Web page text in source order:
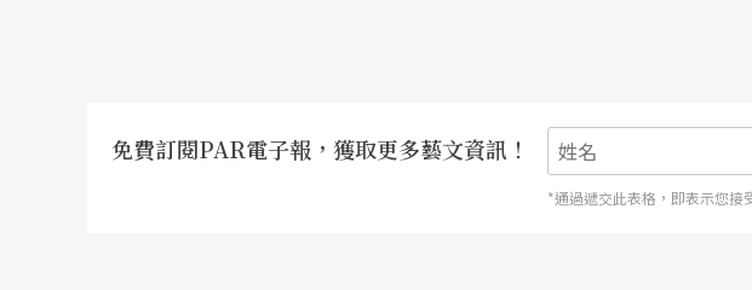
首先需要解決的，是幾段令人倒吸一口涼氣的雙人舞，因爲雙人舞是
核心。按常理說，多達七段的雙人舞，論數量已不亞於任何一部經
免費訂閱PAR電子報，獲取更多藝文資訊！
*通過遞交此表格，即表示您接